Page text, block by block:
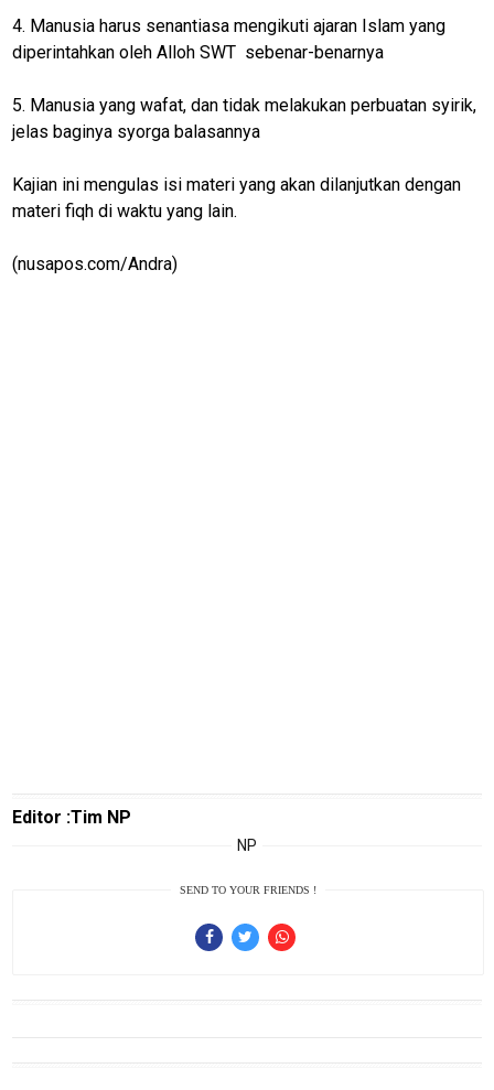
4. Manusia harus senantiasa mengikuti ajaran Islam yang
diperintahkan oleh Alloh SWT sebenar-benarnya
5. Manusia yang wafat, dan tidak melakukan perbuatan syirik,
jelas baginya syorga balasannya
Kajian ini mengulas isi materi yang akan dilanjutkan dengan
materi fiqh di waktu yang lain.
(nusapos.com/Andra)
Editor :Tim NP
NP
SEND TO YOUR FRIENDS !
jawabarat